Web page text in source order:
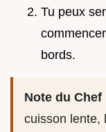
Tu peux
bords.
Note du Chef
cuisson lente,